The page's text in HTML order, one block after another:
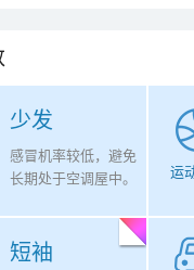
少发
感冒机率较低，避免
长期处于空调屋中。
运
短袖